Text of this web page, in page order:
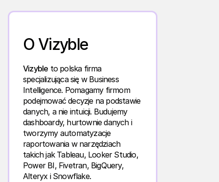
O Vizyble
Vizyble to polska firma
specjalizująca się w Business
Intelligence. Pomagamy firmom
podejmować decyzje na podstawie
danych, a nie intuicji. Budujemy
dashboardy, hurtownie danych i
tworzymy automatyzacje
raportowania w narzędziach
takich jak Tableau, Looker Studio,
Power BI, Fivetran, BigQuery,
Alteryx i Snowflake.